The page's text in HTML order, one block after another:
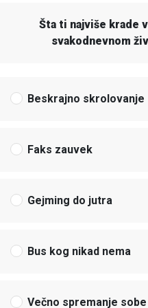
Šta ti najviše krade
svakodnevnom
Beskrajno skrolovanje
Faks zauvek
Gejming do jutra
Bus kog nikad nema
Večno spremanje sobe